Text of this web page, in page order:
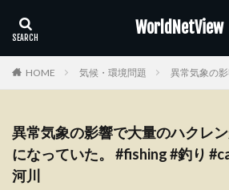
WorldNetView
HOME 気候・環境問題 異常気象の
異常気象の影響で大量のハクレ
になっていた。 #fishing #釣り
河川